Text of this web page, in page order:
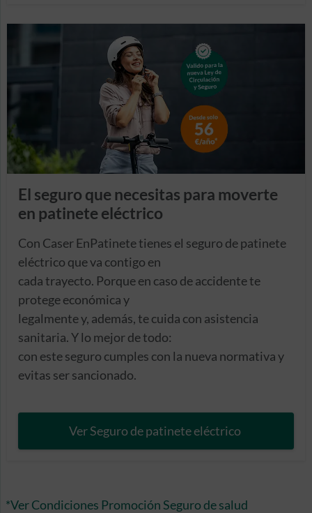
El seguro que necesitas para moverte
en patinete eléctrico
Con Caser EnPatinete tienes el seguro de patinete
eléctrico que va contigo en
cada trayecto. Porque en caso de accidente te
protege económica y
legalmente y, además, te cuida con asistencia
sanitaria. Y lo mejor de todo:
con este seguro cumples con la nueva normativa y
evitas ser sancionado.
Ver Seguro de patinete eléctrico
*Ver Condiciones Promoción Seguro de salud